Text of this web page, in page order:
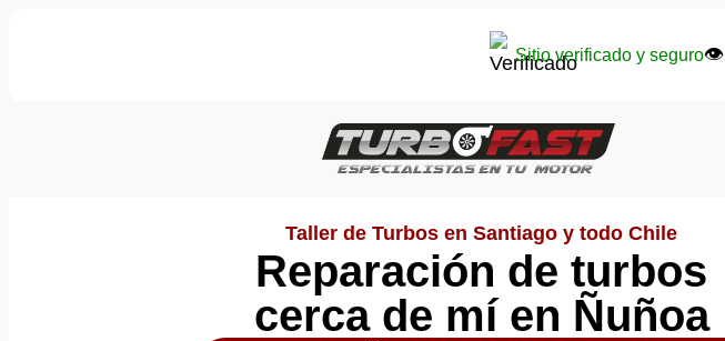
Sitio verificado y seguro👁️
Taller de Turbos en Santiago y todo Chile
Reparación de turbos
cerca de mí en Ñuñoa